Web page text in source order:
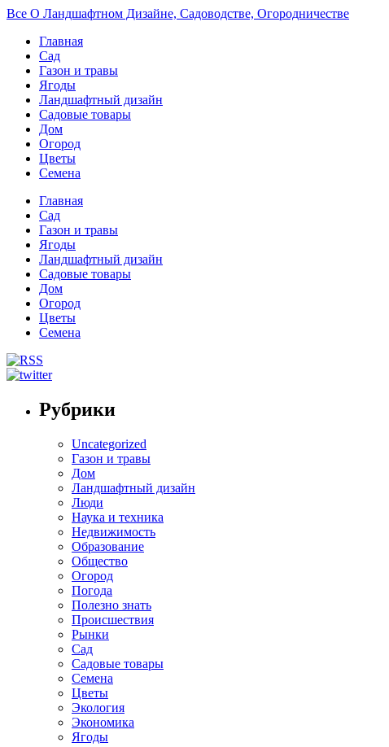
Все О Ландшафтном Дизайне, Садоводстве, Огородничестве
Главная
Сад
Газон и травы
Ягоды
Ландшафтный дизайн
Садовые товары
Дом
Огород
Цветы
Семена
Главная
Сад
Газон и травы
Ягоды
Ландшафтный дизайн
Садовые товары
Дом
Огород
Цветы
Семена
Рубрики
Uncategorized
Газон и травы
Дом
Ландшафтный дизайн
Люди
Наука и техника
Недвижимость
Образование
Общество
Огород
Погода
Полезно знать
Происшествия
Рынки
Сад
Садовые товары
Семена
Цветы
Экология
Экономика
Ягоды